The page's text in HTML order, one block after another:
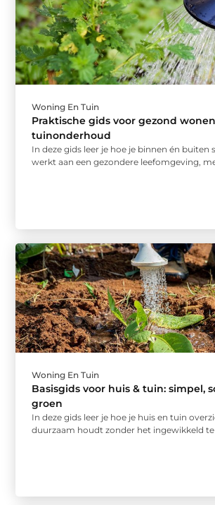
Woning En Tuin
Praktische gids voor gezond
tuinonderhoud
In deze gids leer je hoe je binnen én buiten
werkt aan een gezondere leefomgeving,
Woning En Tuin
Basisgids voor huis & tuin: simpel,
groen
In deze gids leer je hoe je huis en tuin
duurzaam houdt zonder het ingewikkeld te